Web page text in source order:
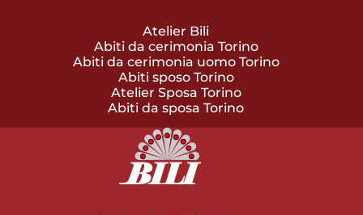
Atelier Bili
Abiti da cerimonia Torino
Abiti da cerimonia uomo Torino
Abiti sposo Torino
Atelier Sposa Torino
Abiti da sposa Torino